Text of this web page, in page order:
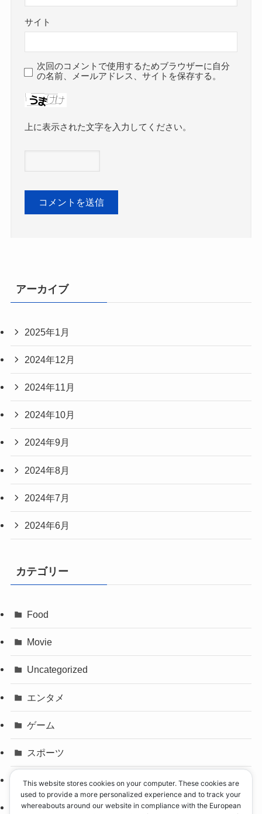
サイト
次回のコメントで使用するためブラウザーに自分
の名前、メールアドレス、サイトを保存する。
上に表示された文字を入力してください。
アーカイブ
2025年1月
2024年12月
2024年11月
2024年10月
2024年9月
2024年8月
2024年7月
2024年6月
カテゴリー
Food
Movie
Uncategorized
エンタメ
ゲーム
スポーツ
パリオリンピック
事件
This website stores cookies on your computer. These cookies are
used to provide a more personalized experience and to track your
whereabouts around our website in compliance with the European